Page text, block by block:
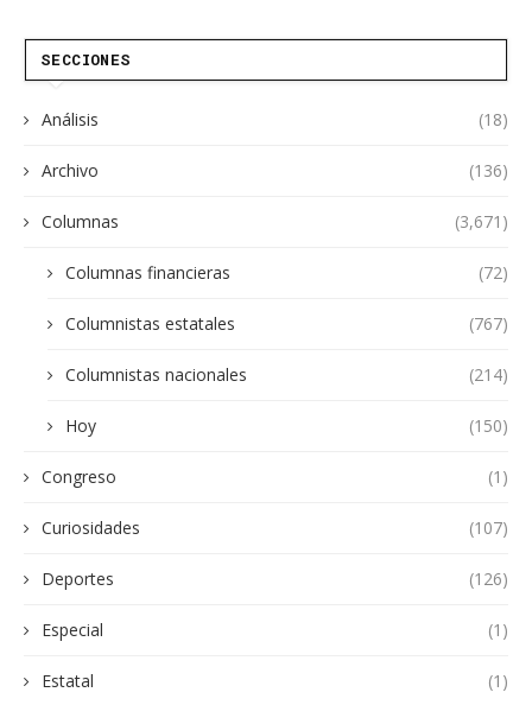
SECCIONES
Análisis (18)
Archivo (136)
Columnas (3,671)
Columnas financieras (72)
Columnistas estatales (767)
Columnistas nacionales (214)
Hoy (150)
Congreso (1)
Curiosidades (107)
Deportes (126)
Especial (1)
Estatal (1)